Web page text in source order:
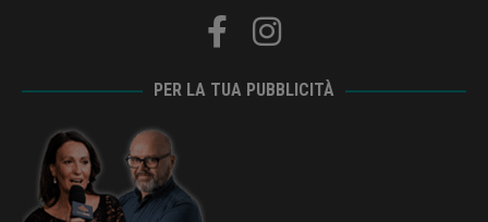
PER LA TUA PUBBLICITÀ